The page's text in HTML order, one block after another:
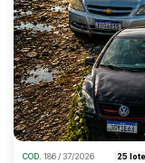
COD. 186 / 37/2026 25